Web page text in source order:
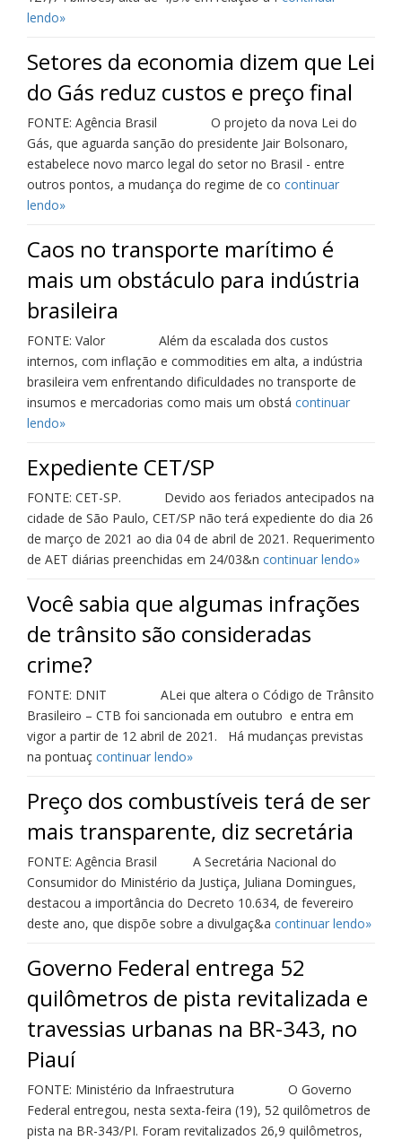
lendo»
Setores da economia dizem que Lei
do Gás reduz custos e preço final
FONTE: Agência Brasil O projeto da nova Lei do
Gás, que aguarda sanção do presidente Jair Bolsonaro,
estabelece novo marco legal do setor no Brasil - entre
outros pontos, a mudança do regime de co continuar
lendo»
Caos no transporte marítimo é
mais um obstáculo para indústria
brasileira
FONTE: Valor Além da escalada dos custos
internos, com inflação e commodities em alta, a indústria
brasileira vem enfrentando dificuldades no transporte de
insumos e mercadorias como mais um obstá continuar
lendo»
Expediente CET/SP
FONTE: CET-SP. Devido aos feriados antecipados na
cidade de São Paulo, CET/SP não terá expediente do dia 26
de março de 2021 ao dia 04 de abril de 2021. Requerimento
de AET diárias preenchidas em 24/03&n continuar lendo»
Você sabia que algumas infrações
de trânsito são consideradas
crime?
FONTE: DNIT ALei que altera o Código de Trânsito
Brasileiro – CTB foi sancionada em outubro e entra em
vigor a partir de 12 abril de 2021. Há mudanças previstas
na pontuaç continuar lendo»
Preço dos combustíveis terá de ser
mais transparente, diz secretária
FONTE: Agência Brasil A Secretária Nacional do
Consumidor do Ministério da Justiça, Juliana Domingues,
destacou a importância do Decreto 10.634, de fevereiro
deste ano, que dispõe sobre a divulgaç&a continuar lendo»
Governo Federal entrega 52
quilômetros de pista revitalizada e
travessias urbanas na BR-343, no
Piauí
FONTE: Ministério da Infraestrutura O Governo
Federal entregou, nesta sexta-feira (19), 52 quilômetros de
pista na BR-343/PI. Foram revitalizados 26,9 quilômetros,